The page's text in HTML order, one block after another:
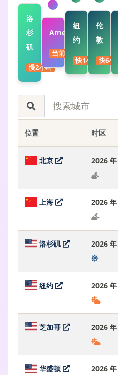
洛
杉
矶
慢2小时
America/Jamaica
当前时区
纽
约
快1小时
伦
敦
快6小
位置 时区
北京 2026
上海 2026
洛杉矶 2026
纽约 2026
芝加哥 2026
华盛顿 2026